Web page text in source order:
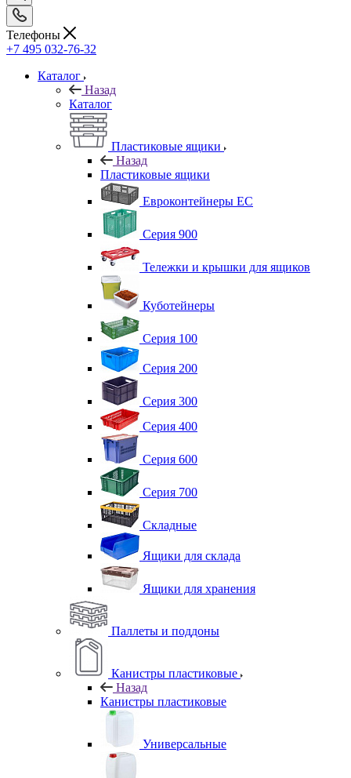
Телефоны
+7 495 032-76-32
Каталог
Назад
Каталог
Пластиковые ящики
Назад
Пластиковые ящики
Евроконтейнеры ЕС
Серия 900
Тележки и крышки для ящиков
Куботейнеры
Серия 100
Серия 200
Серия 300
Серия 400
Серия 600
Серия 700
Складные
Ящики для склада
Ящики для хранения
Паллеты и поддоны
Канистры пластиковые
Назад
Канистры пластиковые
Универсальные